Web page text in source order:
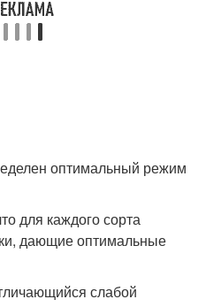
оптимальный режим
для каждого сорта
дающие оптимальные
слабой